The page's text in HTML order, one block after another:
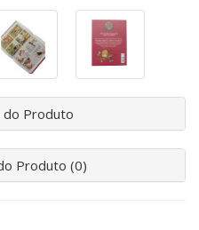
do Produto
Produto (0)